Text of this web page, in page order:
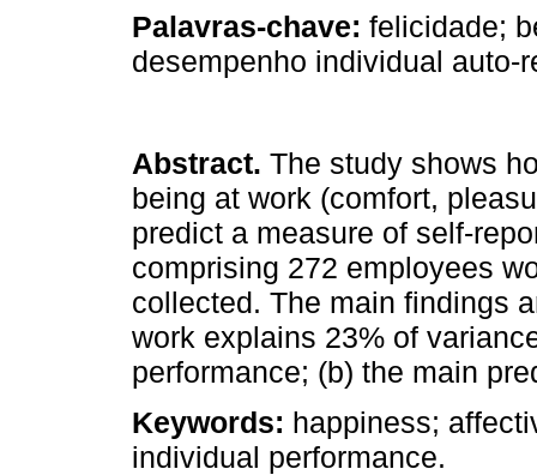
Palavras-chave: felicidade;
desempenho individual auto-
Abstract. The study shows
being at work (comfort,
predict a measure of self-
comprising 272 employees
collected. The main findings
work explains 23% of
performance; (b) the main
Keywords: happiness;
individual performance.